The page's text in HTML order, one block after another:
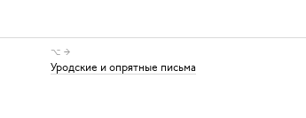
⌥ →
Уродские и опрятные письма